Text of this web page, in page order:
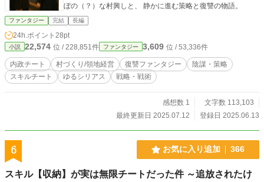
ぼの（？）な村興しと、 静かに進む策略と復讐の物語。
ファンタジー 完結 長編
24h.ポイント 28pt
小説 22,574 位 / 228,851件 ファンタジー 3,609 位 / 53,336件
内政チート 村づくり/領地経営 復讐ファンタジー
陰謀・策略
スキルチート
ゆるシリアス 戦略・戦術
感想数 1
文字数 113,103
最終更新日 2025.07.12
登録日 2025.06.13
6 お気に入り追加 366
スキル【収納】が実は無限チートだった件 ～追放されたけ